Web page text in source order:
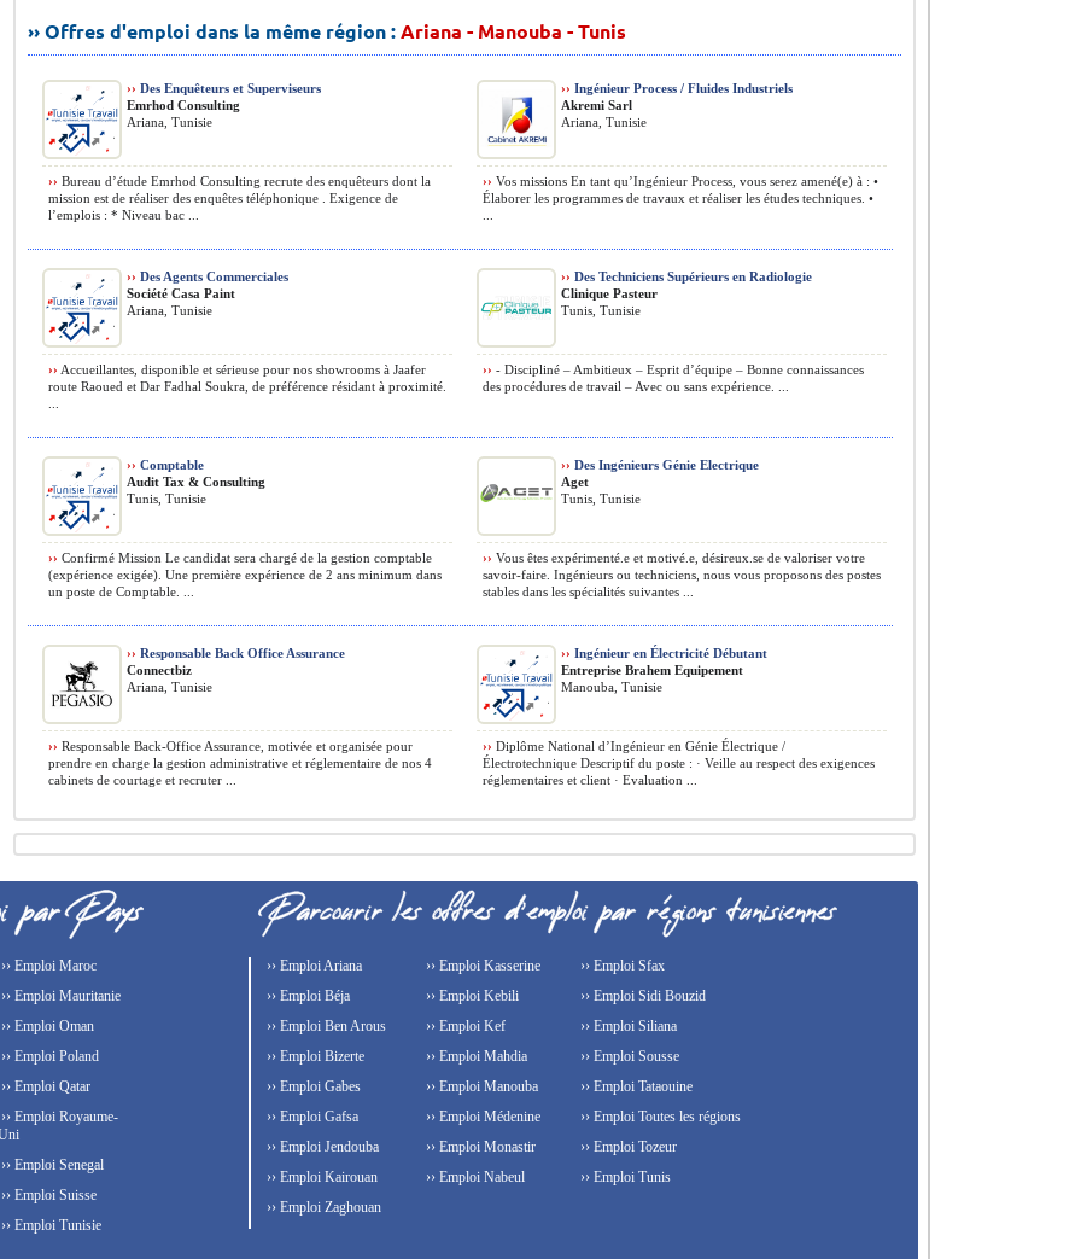
›› Offres d'emploi dans la même région :Ariana - Manouba - Tunis
›› Des Enquêteurs et Superviseurs
Emrhod Consulting
Ariana, Tunisie
›› Bureau d’étude Emrhod Consulting recrute des enquêteurs dont la
mission est de réaliser des enquêtes téléphonique . Exigence de
l’emplois : * Niveau bac ...
›› Ingénieur Process / Fluides Industriels
Akremi Sarl
Ariana, Tunisie
›› Vos missions En tant qu’Ingénieur Process, vous serez amené(e) à : •
Élaborer les programmes de travaux et réaliser les études techniques. •
›› Des Agents Commerciales
Société Casa Paint
Ariana, Tunisie
›› Accueillantes, disponible et sérieuse pour nos showrooms à Jaafer
route Raoued et Dar Fadhal Soukra, de préférence résidant à proximité.
›› Des Techniciens Supérieurs en Radiologie
Clinique Pasteur
Tunis, Tunisie
›› - Discipliné – Ambitieux – Esprit d’équipe – Bonne connaissances
des procédures de travail – Avec ou sans expérience. ...
›› Comptable
Audit Tax & Consulting
Tunis, Tunisie
›› Confirmé Mission Le candidat sera chargé de la gestion comptable
(expérience exigée). Une première expérience de 2 ans minimum dans
un poste de Comptable. ...
›› Des Ingénieurs Génie Electrique
Aget
Tunis, Tunisie
›› Vous êtes expérimenté.e et motivé.e, désireux.se de valoriser votre
savoir-faire. Ingénieurs ou techniciens, nous vous proposons des postes
stables dans les spécialités suivantes ...
›› Responsable Back Office Assurance
Connectbiz
Ariana, Tunisie
›› Responsable Back-Office Assurance, motivée et organisée pour
prendre en charge la gestion administrative et réglementaire de nos 4
cabinets de courtage et recruter ...
›› Ingénieur en Électricité Débutant
Entreprise Brahem Equipement
Manouba, Tunisie
›› Diplôme National d’Ingénieur en Génie Électrique /
Électrotechnique Descriptif du poste : · Veille au respect des exigences
réglementaires et client · Evaluation ...
›› Emploi Maroc
›› Emploi Mauritanie
›› Emploi Oman
›› Emploi Poland
›› Emploi Qatar
›› Emploi Royaume-
›› Emploi Senegal
›› Emploi Suisse
›› Emploi Tunisie
›› Emploi Ariana
›› Emploi Béja
›› Emploi Ben Arous
›› Emploi Bizerte
›› Emploi Gabes
›› Emploi Gafsa
›› Emploi Jendouba
›› Emploi Kairouan
›› Emploi Kasserine
›› Emploi Kebili
›› Emploi Kef
›› Emploi Mahdia
›› Emploi Manouba
›› Emploi Médenine
›› Emploi Monastir
›› Emploi Nabeul
›› Emploi Sfax
›› Emploi Sidi Bouzid
›› Emploi Siliana
›› Emploi Sousse
›› Emploi Tataouine
›› Emploi Toutes les régions
›› Emploi Tozeur
›› Emploi Tunis
›› Emploi Zaghouan